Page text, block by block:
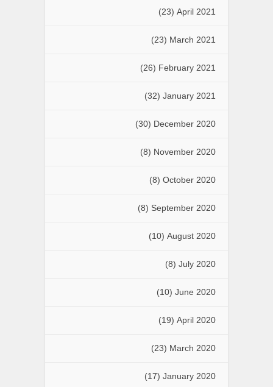
April 2021
(23)
March 2021
(23)
February 2021
(26)
January 2021
(32)
December 2020
(30)
November 2020
(8)
October 2020
(8)
September 2020
(8)
August 2020
(10)
July 2020
(8)
June 2020
(10)
April 2020
(19)
March 2020
(23)
January 2020
(17)